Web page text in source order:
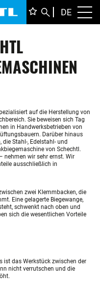
DE
auf die Herstellung von
Sie beweisen sich Tag
in Handwerksbetrieben von
Darüber hinaus
Stahl-, Edelstahl- und
von Schechtl.
nehmen wir sehr ernst. Wir
ausschließlich in
zwei Klemmbacken, die
Eine gelagerte Biegewange,
schwenkt nach oben und
sich die wesentlichen Vorteile
ist das Werkstück zwischen der
nicht verrutschen und die